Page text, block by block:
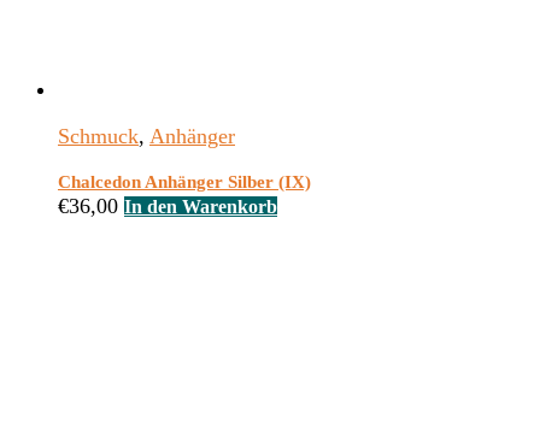
Schmuck, Anhänger
Chalcedon Anhänger Silber (IX)
€36,00 In den Warenkorb